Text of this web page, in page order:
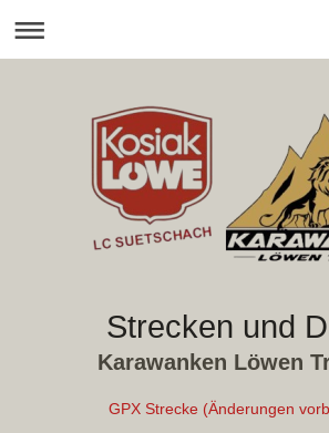
Strecken und
Karawanken Löwen
GPX Strecke (Änderungen